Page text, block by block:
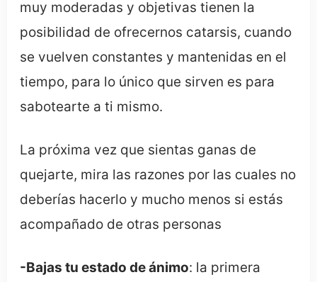
muy moderadas y objetivas tienen la
posibilidad de ofrecernos catarsis, cuando
se vuelven constantes y mantenidas en el
tiempo, para lo único que sirven es para
sabotearte a ti mismo.
La próxima vez que sientas ganas de
quejarte, mira las razones por las cuales no
deberías hacerlo y mucho menos si estás
acompañado de otras personas
-Bajas tu estado de ánimo: la primera